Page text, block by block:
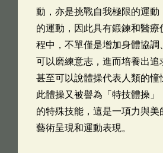
動，亦是挑戰自我極限的運動
的運動，因此具有鍛鍊和醫療
程中，不單僅是增加身體協調
可以磨練意志，進而培養出追
甚至可以說體操代表人類的憧
此體操又被譽為「特技體操」
的特殊技能，這是一項力與美
藝術呈現和運動表現。